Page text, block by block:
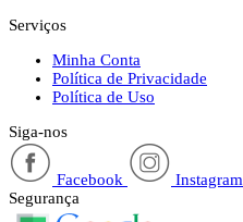
Serviços
Minha Conta
Política de Privacidade
Política de Uso
Siga-nos
Facebook Instagram
Segurança